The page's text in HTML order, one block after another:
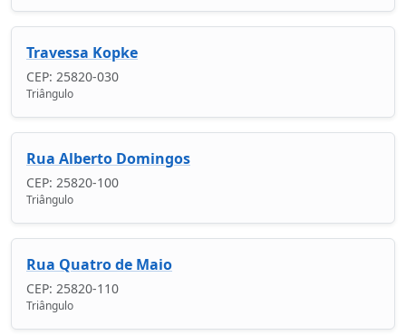
Travessa Kopke
CEP: 25820-030
Triângulo
Rua Alberto Domingos
CEP: 25820-100
Triângulo
Rua Quatro de Maio
CEP: 25820-110
Triângulo